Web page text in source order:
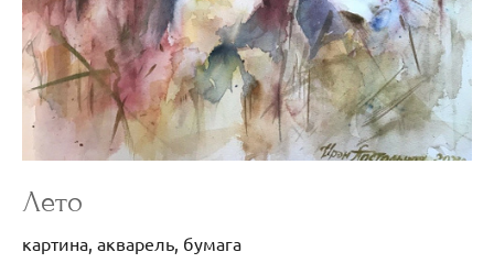
Лето
картина, акварель, бумага